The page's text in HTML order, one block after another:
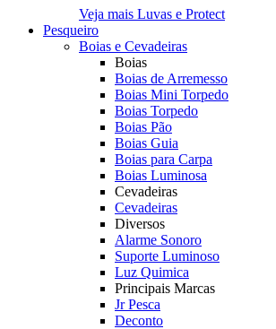
Veja mais Luvas e Protect
Pesqueiro
Boias e Cevadeiras
Boias
Boias de Arremesso
Boias Mini Torpedo
Boias Torpedo
Boias Pão
Boias Guia
Boias para Carpa
Boias Luminosa
Cevadeiras
Cevadeiras
Diversos
Alarme Sonoro
Suporte Luminoso
Luz Quimica
Principais Marcas
Jr Pesca
Deconto